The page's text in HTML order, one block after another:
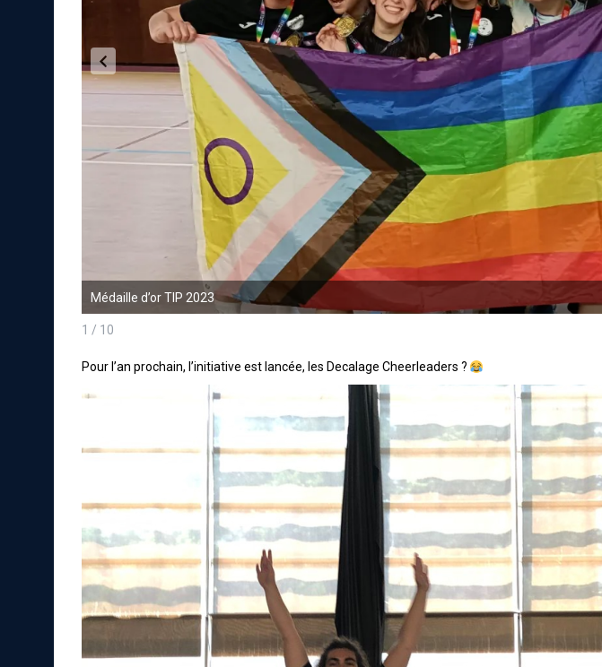
Médaille d’or TIP 2023
1 / 10
Pour l’an prochain, l’initiative est lancée, les Decalage Cheerleaders ?